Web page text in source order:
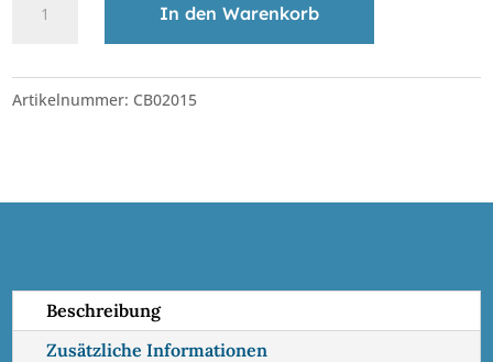
Day
•
In den Warenkorb
n
i
v
Artikelnummer: CB02015
Beschreibung
Zusätzliche Informationen